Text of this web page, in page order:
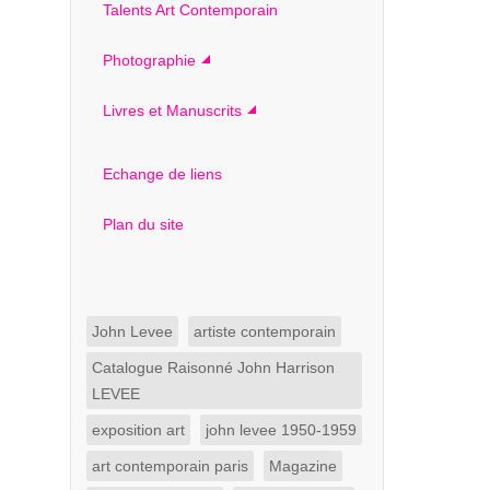
Talents Art Contemporain
Photographie
Livres et Manuscrits
Echange de liens
Plan du site
John Levee artiste contemporain
Catalogue Raisonné John Harrison
LEVEE
exposition art john levee 1950-1959
art contemporain paris Magazine